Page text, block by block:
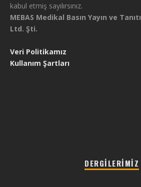
kabul etmiş sayılırsınız.
MEBAS Medikal Basın Yayın ve
Ltd. Şti.
Veri Politikamız
Kullanım Şartları
DERGILERIMIZ